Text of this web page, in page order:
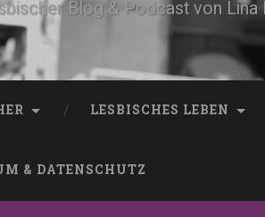
Blog & Podcast von Lina
LESBISCHES LEBEN
& DATENSCHUTZ